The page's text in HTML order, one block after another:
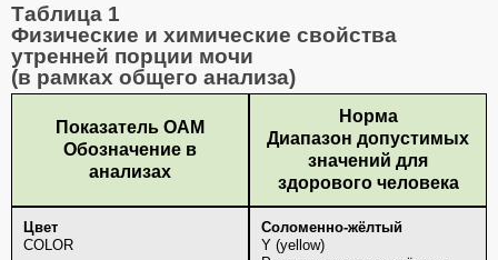
Таблица 1
Физические и химические свойства
утренней порции мочи
(в рамках общего анализа)
Показатель ОАМ
Обозначение в
анализах
Норма
Диапазон допустимых
значений для
здорового человека
Цвет
COLOR
Соломенно-жёлтый
Y (yellow)